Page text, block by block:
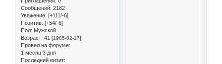
Сообщений: 2182
Уважение: [+111/-6]
Позитив: [+54/-6]
Пол: Мужской
Возраст: 41 [1985-02-17]
Провел на форуме:
1 месяц 3 дня
Последний визит: